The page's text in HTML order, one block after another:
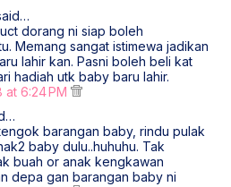
dorang ni siap boleh
Memang sangat istimewa jadikan
lahir kan. Pasni boleh beli kat
hadiah utk baby baru lahir.
at 6:24 PM
barangan baby, rindu pulak
baby dulu..huhuhu. Tak
buah or anak kengkawan
depa gan barangan baby ni